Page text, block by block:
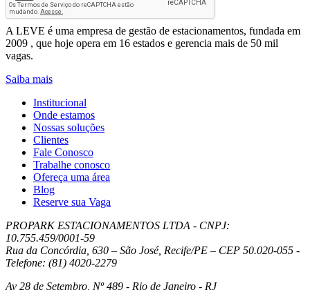
Leve Mobilidade – Gestão de Estacionamentos
A LEVE é uma empresa de gestão de estacionamentos, fundada em
2009 , que hoje opera em 16 estados e gerencia mais de 50 mil
vagas.
Saiba mais
Institucional
Onde estamos
Nossas soluções
Clientes
Fale Conosco
Trabalhe conosco
Ofereça uma área
Blog
Reserve sua Vaga
PROPARK ESTACIONAMENTOS LTDA - CNPJ:
10.755.459/0001-59
Rua da Concórdia, 630 – São José, Recife/PE – CEP 50.020-055 -
Telefone: (81) 4020-2279
Av 28 de Setembro, Nº 489 - Rio de Janeiro - RJ